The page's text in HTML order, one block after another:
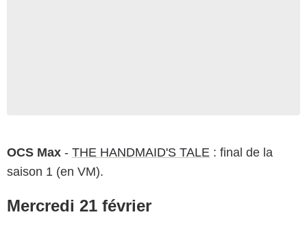
OCS Max - THE HANDMAID'S TALE : final de la
saison 1 (en VM).
Mercredi 21 février